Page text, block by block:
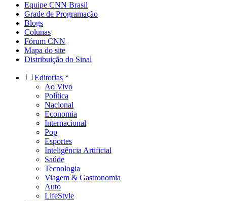
Equipe CNN Brasil
Grade de Programação
Blogs
Colunas
Fórum CNN
Mapa do site
Distribuição do Sinal
Editorias
Ao Vivo
Política
Nacional
Economia
Internacional
Pop
Esportes
Inteligência Artificial
Saúde
Tecnologia
Viagem & Gastronomia
Auto
LifeStyle